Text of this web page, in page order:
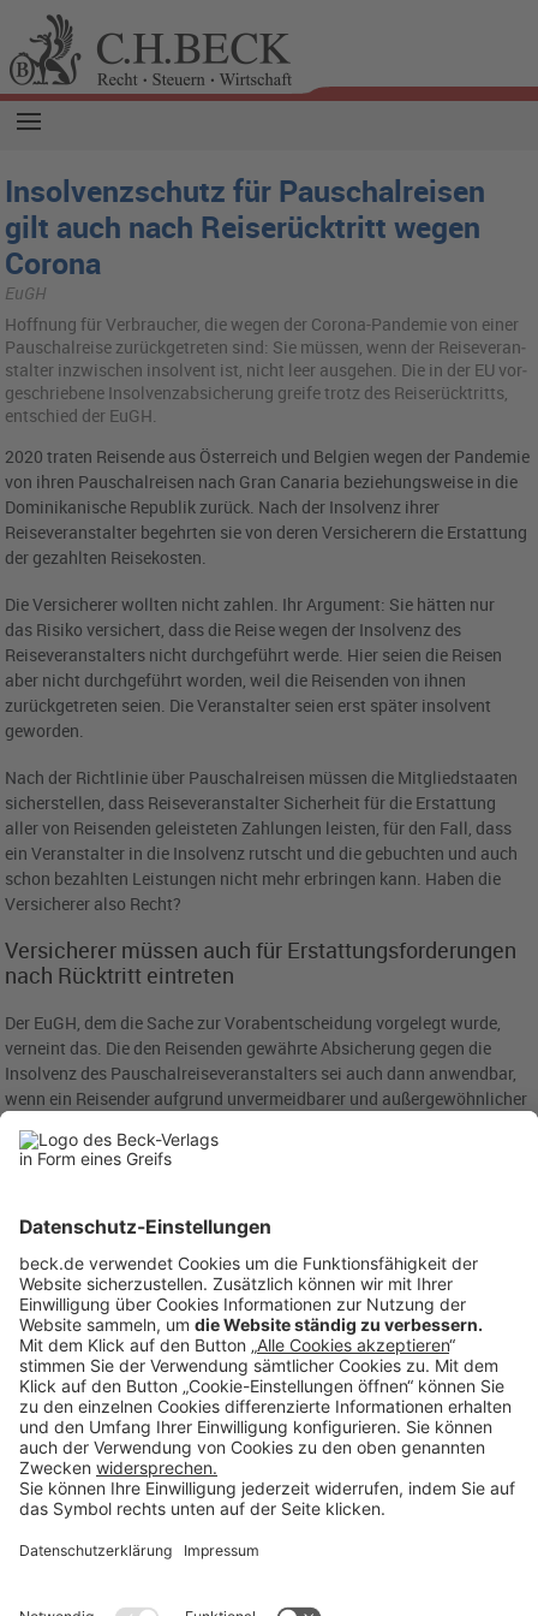
Insolvenzschutz für Pauschalreisen
gilt auch nach Reiserücktritt wegen
Corona
EuGH
Hoff­nung für Ver­brau­cher, die wegen der Co­ro­na-Pan­de­mie von einer
Pau­schal­rei­se zu­rück­ge­tre­ten sind: Sie müs­sen, wenn der Rei­se­ver­an­
stal­ter in­zwi­schen in­sol­vent ist, nicht leer aus­ge­hen. Die in der EU vor­
ge­schrie­be­ne In­sol­venz­ab­si­che­rung grei­fe trotz des Rei­se­rück­tritts,
ent­schied der EuGH.
2020 traten Reisende aus Österreich und Belgien wegen der Pandemie
von ihren Pauschalreisen nach Gran Canaria beziehungsweise in die
Dominikanische Republik zurück. Nach der Insolvenz ihrer
Reiseveranstalter begehrten sie von deren Versicherern die Erstattung
der gezahlten Reisekosten.
Die Versicherer wollten nicht zahlen. Ihr Argument: Sie hätten nur
das Risiko versichert, dass die Reise wegen der Insolvenz des
Reiseveranstalters nicht durchgeführt werde. Hier seien die Reisen
aber nicht durchgeführt worden, weil die Reisenden von ihnen
zurückgetreten seien. Die Veranstalter seien erst später insolvent
geworden.
Nach der Richtlinie über Pauschalreisen müssen die Mitgliedstaaten
sicherstellen, dass Reiseveranstalter Sicherheit für die Erstattung
aller von Reisenden geleisteten Zahlungen leisten, für den Fall, dass
ein Veranstalter in die Insolvenz rutscht und die gebuchten und auch
schon bezahlten Leistungen nicht mehr erbringen kann. Haben die
Versicherer also Recht?
Versicherer müssen auch für Erstattungsforderungen
nach Rücktritt eintreten
Der EuGH, dem die Sache zur Vorabentscheidung vorgelegt wurde,
verneint das. Die den Reisenden gewährte Absicherung gegen die
Insolvenz des Pauschalreiseveranstalters sei auch dann anwendbar,
wenn ein Reisender aufgrund unvermeidbarer und außergewöhnlicher
diesem Rücktritt insolvent wird.
aufgrund unvermeidbarer und außergewöhnlicher Umstände
Anspruch darauf, dass ihnen alle für die Pauschalreise getätigten
Zahlungen voll erstattet werden. Dieser Anspruch wäre praktisch
unwirksam, wenn, sollte der Veranstalter nach diesem Rücktritt
insolvent werden, die Absicherung gegen eine solche Insolvenz nicht
die entsprechenden Erstattungsforderungen erfassen würde (Urteil
vom 29.07.2024 – C-771/22und C-45/23).
Aus der Datenbank beck-online
EuGH-Generalanwalt, Covid-19-Pandemie, Insolvenz des
oder in deren Namen geleisteten Zahlungen,